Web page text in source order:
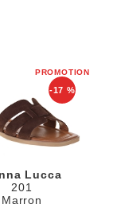
-17 %
Lucca
201
Marron